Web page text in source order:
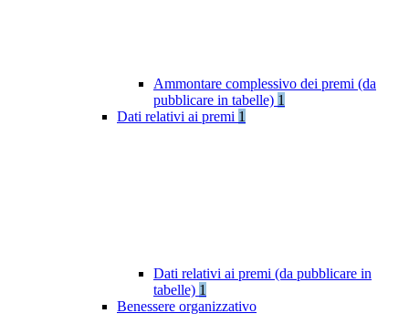
Ammontare complessivo dei premi (da
pubblicare in tabelle) 1
Dati relativi ai premi 1
Dati relativi ai premi (da pubblicare in
tabelle) 1
Benessere organizzativo